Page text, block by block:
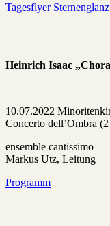
Tagesflyer Sternenglanz
Heinrich Isaac
10.07.2022
Concerto dell’Ombra
ensemble cantissimo
Markus Utz, Leitung
Programm